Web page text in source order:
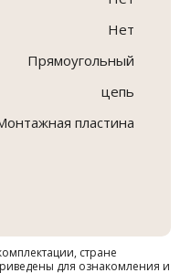
Нет
Прямоугольный
цепь
пластина
стране
для ознакомления и